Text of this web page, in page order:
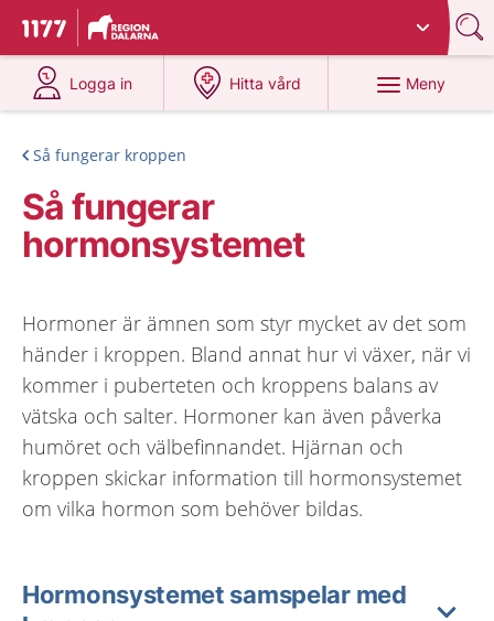
Till startsidan för 1177
Du har valt region
Logga in
på 1177.se
Hitta vård
på 1177.se
Meny
Så fungerar kroppen
Så fungerar
hormonsystemet
Hormoner är ämnen som styr mycket av det som
händer i kroppen. Bland annat hur vi växer, när vi
kommer i puberteten och kroppens balans av
vätska och salter. Hormoner kan även påverka
humöret och välbefinnandet. Hjärnan och
kroppen skickar information till hormonsystemet
om vilka hormon som behöver bildas.
Hormonsystemet samspelar med